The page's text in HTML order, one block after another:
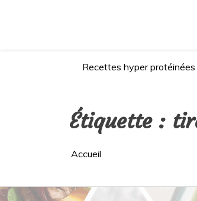
Recettes hyper protéinées
Étiquette :
Accueil